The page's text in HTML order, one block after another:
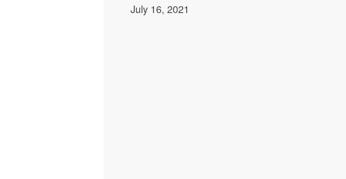
July 16, 2021